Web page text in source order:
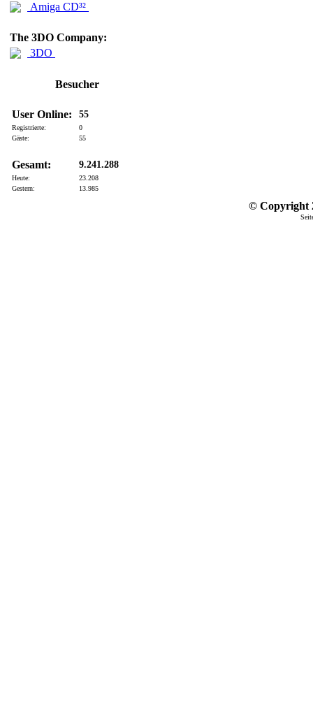
Amiga CD³²
The 3DO Company:
3DO
Besucher
User Online: 55
Registrierte:
0
Gäste:
55
Gesamt: 9.241.288
Heute:
23.208
Gestern:
13.985
© Copyright